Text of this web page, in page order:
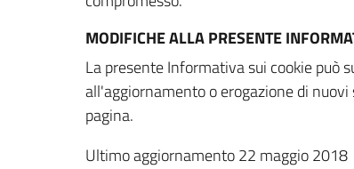
MODIFICHE ALLA PRESENTE
La presente Informativa sui cookie può
all'aggiornamento o erogazione di
pagina.
Ultimo aggiornamento 22 maggio 2018